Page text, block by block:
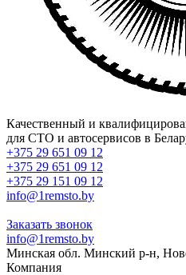
Качественный и
для СТО и автосервисов в
+375 29 651 09 12
+375 29 651 09 12
+375 29 151 09 12
info@1remsto.by
Заказать звонок
info@1remsto.by
Минская обл. Минский р-н,
Компания